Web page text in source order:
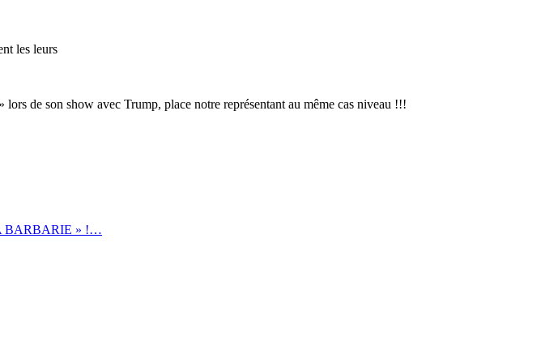
les leurs
de son show avec Trump, place notre représentant au même cas niveau !!!
BARBARIE » !…